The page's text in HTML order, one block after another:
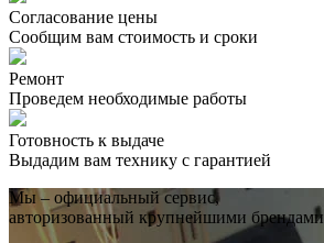
Согласование цены
Сообщим вам стоимость и сроки
Ремонт
Проведем необходимые работы
Готовность к выдаче
Выдадим вам технику с гарантией
Мы – официальный сервис,
авторизованный крупнейшими брендами